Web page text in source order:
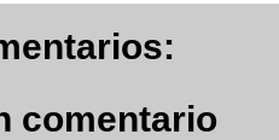
comentario